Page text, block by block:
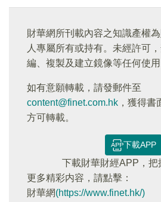
財華網所刊載內容之知識產權
人專屬所有或持有。未經許可
編、複製及建立鏡像等任何使用
如有意願轉載，請發郵件至
content@finet.com.hk ，獲得書
方可轉載。
下載APP
下載財華財經APP，把
更多精彩内容，請點擊：
財華網(https://www.finet.hk/)